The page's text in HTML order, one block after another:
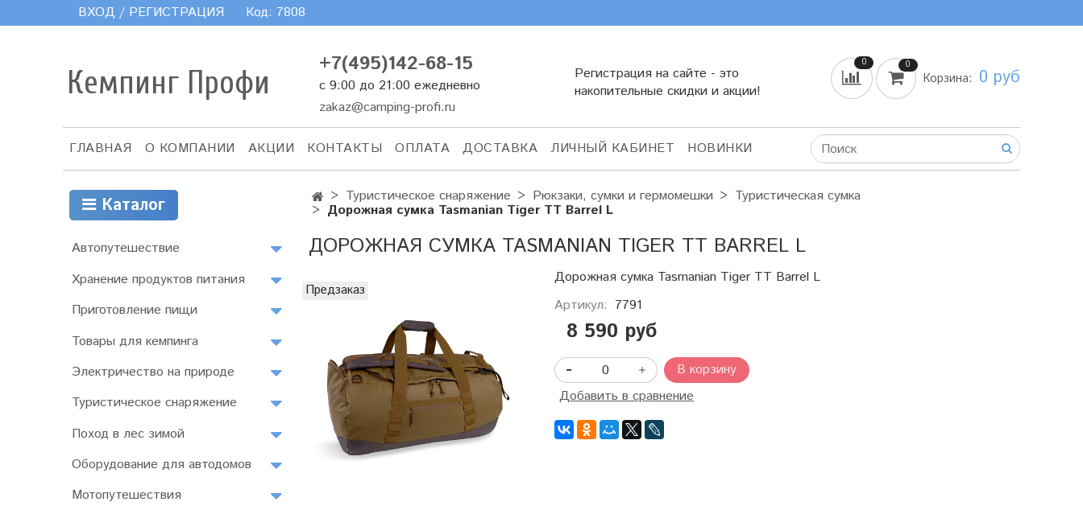
ВХОД / РЕГИСТРАЦИЯ Код: 7808
Кемпинг Профи
+7(495)142-68-15
с 9:00 до 21:00 ежедневно
zakaz@camping-profi.ru
Регистрация на сайте - это
накопительные скидки и акции!
0 0
Корзина: 0 руб
ГЛАВНАЯ О КОМПАНИИ АКЦИИ КОНТАКТЫ ОПЛАТА ДОСТАВКА ЛИЧНЫЙ КАБИНЕТ НОВИНКИ
Туристическое снаряжение Рюкзаки, сумки и гермомешки Туристическая сумка
Дорожная сумка Tasmanian Tiger TT Barrel L
ДОРОЖНАЯ СУМКА TASMANIAN TIGER TT BARREL L
Предзаказ
Дорожная сумка Tasmanian Tiger TT Barrel L
Артикул: 7791
8 590 руб
В корзину
Добавить в сравнение
Каталог
Автопутешествие
Хранение продуктов питания
Приготовление пищи
Товары для кемпинга
Электричество на природе
Туристическое снаряжение
Поход в лес зимой
Оборудование для автодомов
Мотопутешествия